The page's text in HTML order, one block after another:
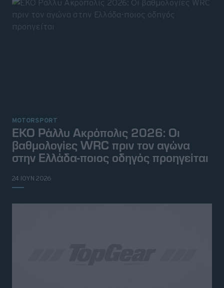
MOTORSPORT
ΕΚΟ Ράλλυ Ακρόπολις 2026: Οι
βαθμολογίες WRC πριν τον αγώνα
στην Ελλάδα-ποιος οδηγός προηγείται
24 ΙΟΥΝ 2026